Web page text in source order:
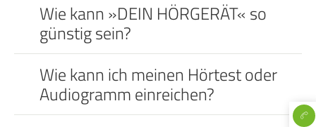
Wie kann »DEIN HÖRGERÄT« so
günstig sein?
Wie kann ich meinen Hörtest oder
Audiogramm einreichen?